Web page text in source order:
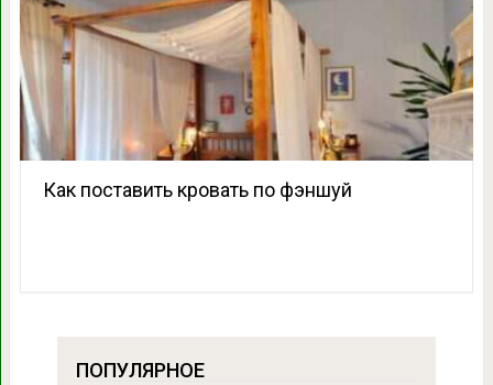
Как поставить кровать по фэншуй
ПОПУЛЯРНОЕ